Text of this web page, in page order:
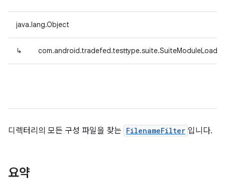
java.lang.Object
↳
디렉터리의 모든 구성 파일을 찾는 FilenameFilter 입니다.
요약